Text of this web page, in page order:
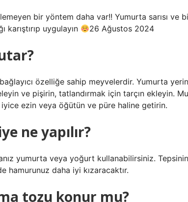
bir yöntem daha var!! Yumurta sarısı ve
karıştırıp uygulayın
26 Ağustos 2024
özelliğe sahip meyvelerdir. Yumurta
ve pişirin, tatlandırmak için tarçın ekleyin.
ezin veya öğütün ve püre haline getirin.
ne yapılır?
yumurta veya yoğurt kullanabilirsiniz. Tepsinin
hamurunuz daha iyi kızaracaktır.
tozu konur mu?